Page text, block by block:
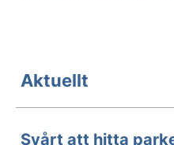
Aktuellt
Svårt att hitta